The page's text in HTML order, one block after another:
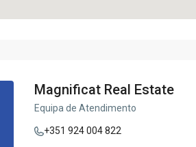
Magnificat Real Estate
Equipa de Atendimento
+351 924 004 822